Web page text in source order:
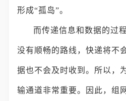
形成“孤岛”。
而传递信息和数据的过
没有顺畅的路线，快递将不
据也不会及时收到。所以，
输通道非常重要。因此，组